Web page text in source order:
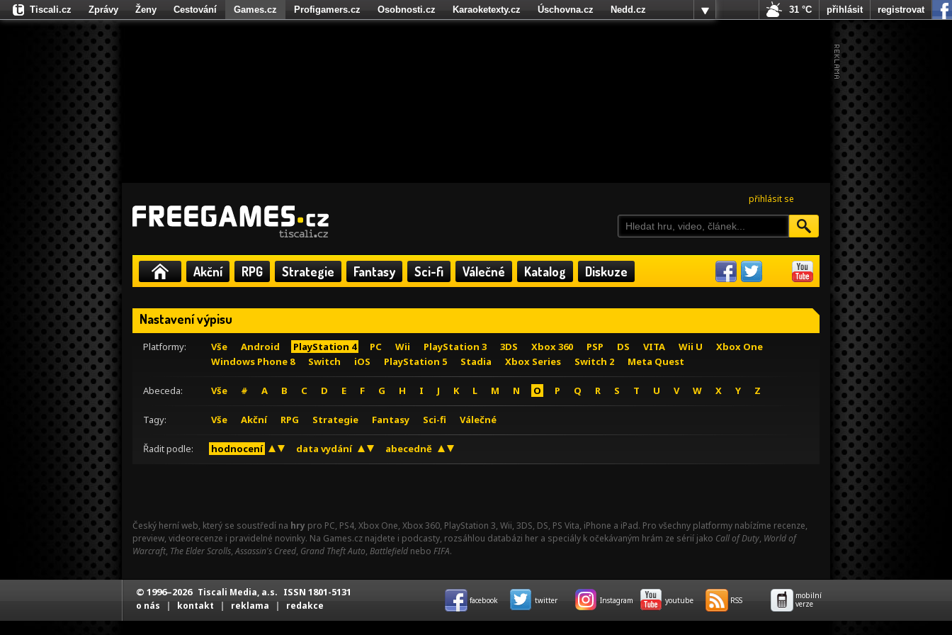
přihlásit se
Akční RPG Strategie Fantasy Sci-fi Válečné Katalog Diskuze
Nastavení výpisu
Platformy: Vše Android PlayStation 4 PC Wii PlayStation 3 3DS Xbox 360 PSP DS VITA Wii U
Xbox One
Windows Phone 8
Switch iOS PlayStation 5 Stadia Xbox Series Switch 2 Meta Quest
Abeceda: Vše # A B C D E F G H I J K L M N O P Q R S T U V W X Y Z
Tagy: Vše Akční RPG Strategie Fantasy Sci-fi Válečné
Řadit podle: hodnocení data vydání abecedně
Český herní web, který se soustředí na hry pro PC, PS4, Xbox One, Xbox 360, PlayStation 3, Wii, 3DS, DS, PS Vita, iPhone a iPad. Pro všechny platformy nabízíme recenze,
preview, videorecenze i pravidelné novinky. Na Games.cz najdete i podcasty, rozsáhlou databázi her a speciály k očekávaným hrám ze sérií jako Call of Duty, World of
Warcraft, The Elder Scrolls,Assassin's Creed, Grand Theft Auto, Battlefield nebo FIFA.
Tiscali.cz Zprávy Ženy Cestování Games.cz Profigamers.cz Osobnosti.cz Karaoketexty.cz Úschovna.cz
Nedd.cz
Fights.cz
31 °C přihlásit registrovat
© 1996–2026 Tiscali Media, a.s. ISSN 1801-5131
o nás | kontakt | reklama | redakce facebook twitter Instagram youtube RSS
mobilní
verze